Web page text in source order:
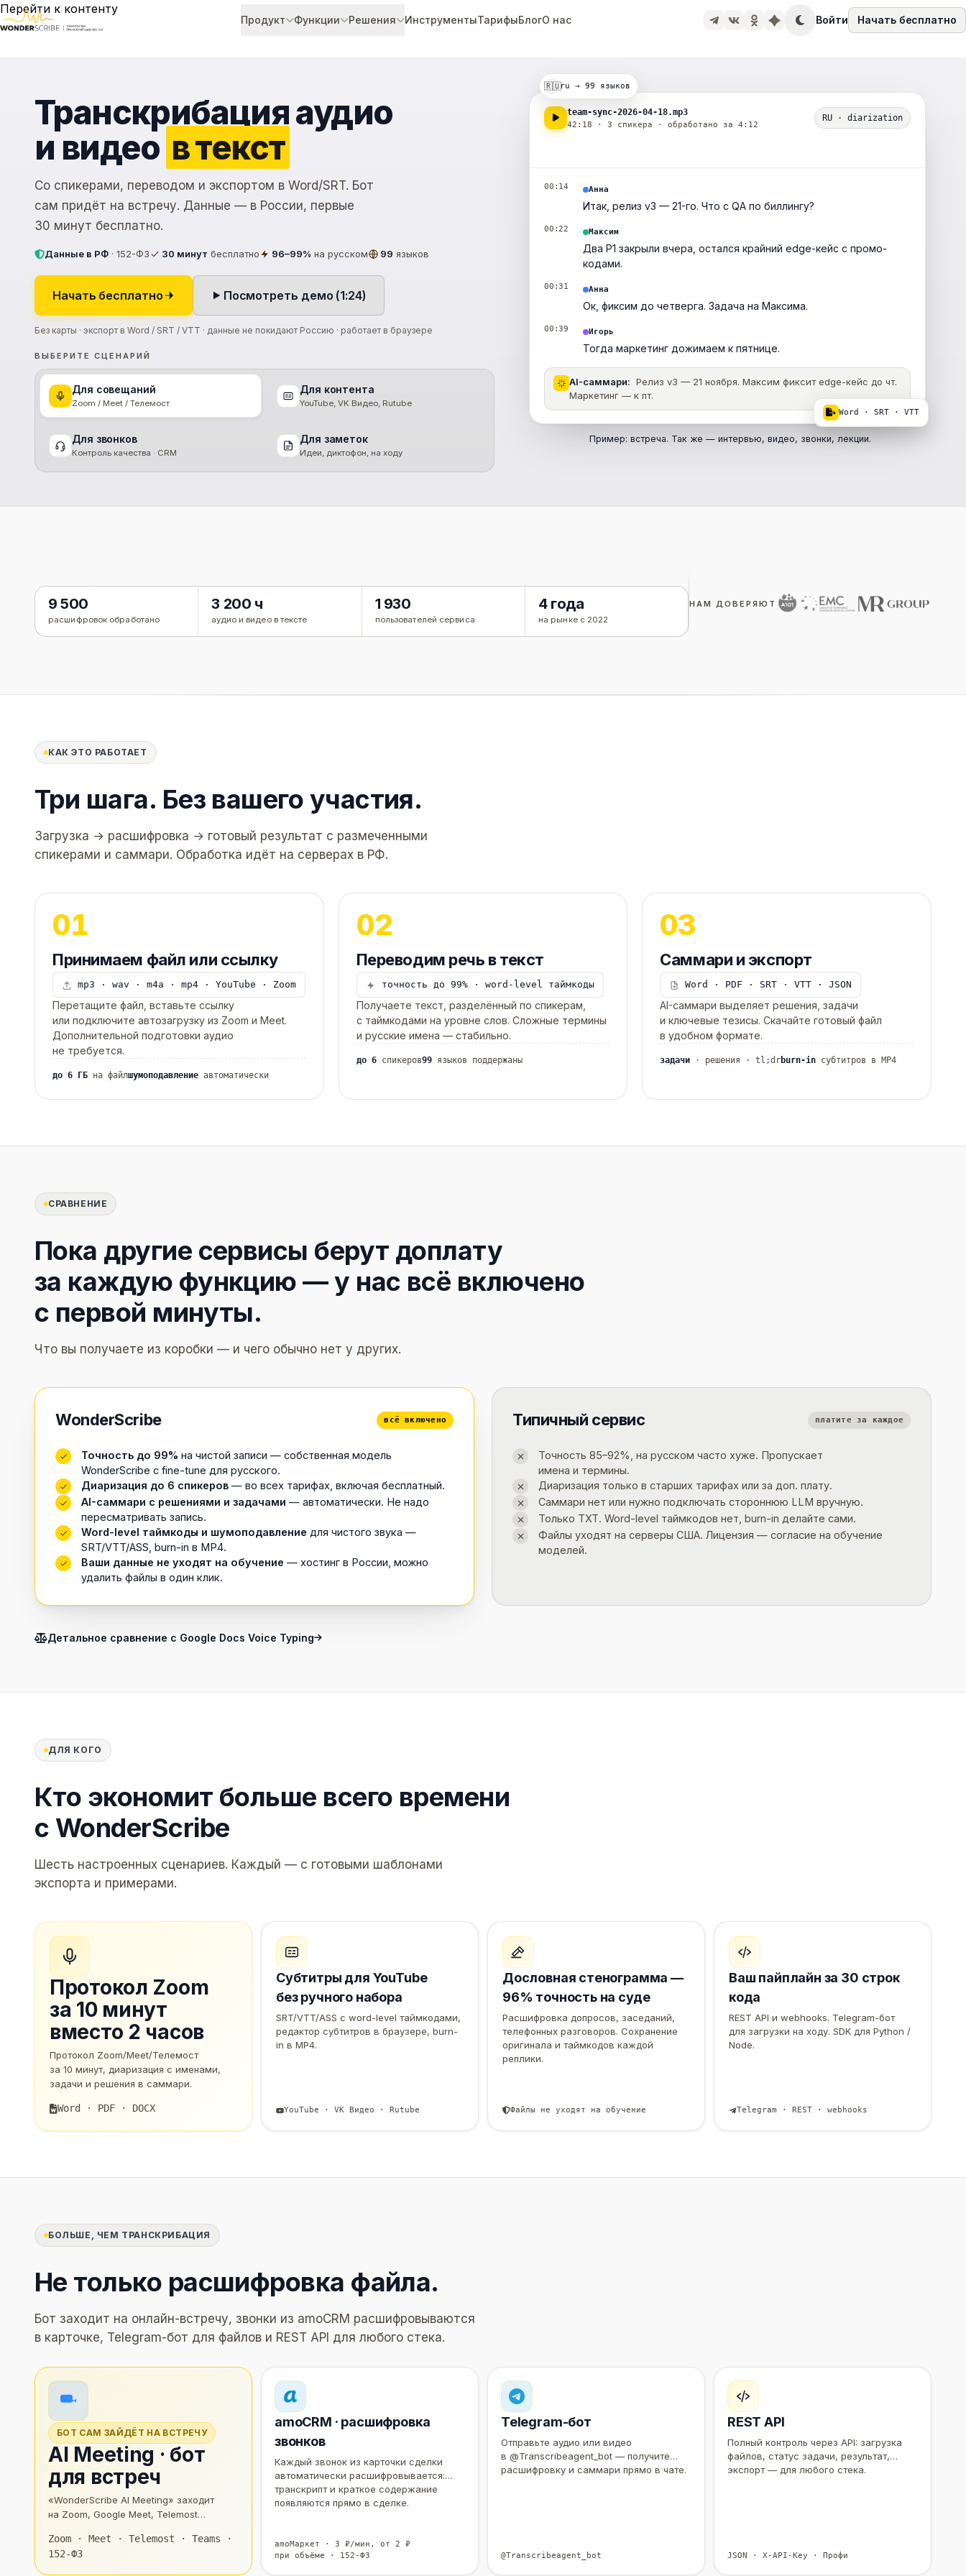
Перейти к контенту
Продукт Функции Решения ИнструментыТарифыБлогО нас Войти Начать бесплатно
Транскрибация аудио
и видео в текст
Со спикерами, переводом и экспортом в Word/SRT. Бот
сам придёт на встречу. Данные — в России, первые
30 минут бесплатно.
Данные в РФ · 152-ФЗ 30 минут бесплатно 96–99% на русском 99 языков
Начать бесплатно Посмотреть демо (1:24)
Без карты · экспорт в Word / SRT / VTT · данные не покидают Россию · работает в браузере
ВЫБЕРИТЕ СЦЕНАРИЙ
Для совещаний
Zoom / Meet / Телемост
Для контента
YouTube, VK Видео, Rutube
Для звонков
Контроль качества · CRM
Для заметок
Идеи, диктофон, на ходу
🇷🇺ru → 99 языков
Word · SRT · VTT
team-sync-2026-04-18.mp3
42:18 · 3 спикера · обработано за 4:12
RU · diarization
00:14 Анна
Итак, релиз v3 — 21-го. Что с QA по биллингу?
00:22 Максим
Два P1 закрыли вчера, остался крайний edge-кейс с промо-
кодами.
00:31 Анна
Ок, фиксим до четверга. Задача на Максима.
00:39 Игорь
Тогда маркетинг дожимаем к пятнице.
AI-саммари: Релиз v3 — 21 ноября. Максим фиксит edge-кейс до чт.
Маркетинг — к пт.
Пример: встреча. Так же — интервью, видео, звонки, лекции.
9 500
расшифровок обработано
3 200 ч
аудио и видео в тексте
1 930
пользователей сервиса
4 года
на рынке с 2022
НАМ ДОВЕРЯЮТ
КАК ЭТО РАБОТАЕТ
Три шага. Без вашего участия.
Загрузка → расшифровка → готовый результат с размеченными
спикерами и саммари. Обработка идёт на серверах в РФ.
Принимаем файл или ссылку
mp3 · wav · m4a · mp4 · YouTube · Zoom
Перетащите файл, вставьте ссылку
или подключите автозагрузку из Zoom и Meet.
Дополнительной подготовки аудио
не требуется.
до 6 ГБ на файлшумоподавление автоматически
Переводим речь в текст
точность до 99% · word-level таймкоды
Получаете текст, разделённый по спикерам,
с таймкодами на уровне слов. Сложные термины
и русские имена — стабильно.
до 6спикеров99языков поддержаны
Саммари и экспорт
Word · PDF · SRT · VTT · JSON
AI-саммари выделяет решения, задачи
и ключевые тезисы. Скачайте готовый файл
в удобном формате.
задачи · решения · tl;drburn-in субтитров в MP4
СРАВНЕНИЕ
Пока другие сервисы берут доплату
за каждую функцию — у нас всё включено
с первой минуты.
Что вы получаете из коробки — и чего обычно нет у других.
WonderScribe всё включено
Точность до 99% на чистой записи — собственная модель
WonderScribe с fine-tune для русского.
Диаризация до 6 спикеров — во всех тарифах, включая бесплатный.
AI-саммари с решениями и задачами — автоматически. Не надо
пересматривать запись.
Word-level таймкоды и шумоподавление для чистого звука —
SRT/VTT/ASS, burn-in в MP4.
Ваши данные не уходят на обучение — хостинг в России, можно
удалить файлы в один клик.
Типичный сервис платите за каждое
Точность 85–92%, на русском часто хуже. Пропускает
имена и термины.
Диаризация только в старших тарифах или за доп. плату.
Саммари нет или нужно подключать стороннюю LLM вручную.
Только TXT. Word-level таймкодов нет, burn-in делайте сами.
Файлы уходят на серверы США. Лицензия — согласие на обучение
моделей.
Детальное сравнение с Google Docs Voice Typing
ДЛЯ КОГО
Кто экономит больше всего времени
с WonderScribe
Шесть настроенных сценариев. Каждый — с готовыми шаблонами
экспорта и примерами.
Протокол Zoom
за 10 минут
вместо 2 часов
Протокол Zoom/Meet/Телемост
за 10 минут, диаризация с именами,
задачи и решения в саммари.
Word · PDF · DOCX
Субтитры для YouTube
без ручного набора
SRT/VTT/ASS с word-level таймкодами,
редактор субтитров в браузере, burn-
in в MP4.
YouTube · VK Видео · Rutube
Дословная стенограмма —
96% точность на суде
Расшифровка допросов, заседаний,
телефонных разговоров. Сохранение
оригинала и таймкодов каждой
реплики.
Файлы не уходят на обучение
Ваш пайплайн за 30 строк
кода
REST API и webhooks. Telegram-бот
для загрузки на ходу. SDK для Python /
Node.
Telegram · REST · webhooks
БОЛЬШЕ, ЧЕМ ТРАНСКРИБАЦИЯ
Не только расшифровка файла.
Бот заходит на онлайн-встречу, звонки из amoCRM расшифровываются
в карточке, Telegram-бот для файлов и REST API для любого стека.
БОТ САМ ЗАЙДЁТ НА ВСТРЕЧУ
AI Meeting · бот
для встреч
«WonderScribe AI Meeting» заходит
на Zoom, Google Meet, Telemost
встречу и присылает расшифровку
с саммари.
Zoom · Meet · Telemost · Teams ·
152-ФЗ
amoCRM · расшифровка
звонков
Каждый звонок из карточки сделки
автоматически расшифровывается:
транскрипт и краткое содержание
появляются прямо в сделке.
amoМаркет · 3 ₽/мин, от 2 ₽
при объёме · 152-ФЗ
Telegram-бот
Отправьте аудио или видео
в @Transcribeagent_bot — получите
расшифровку и саммари прямо в чате.
@Transcribeagent_bot
REST API
Полный контроль через API: загрузка
файлов, статус задачи, результат,
экспорт — для любого стека.
JSON · X-API-Key · Профи